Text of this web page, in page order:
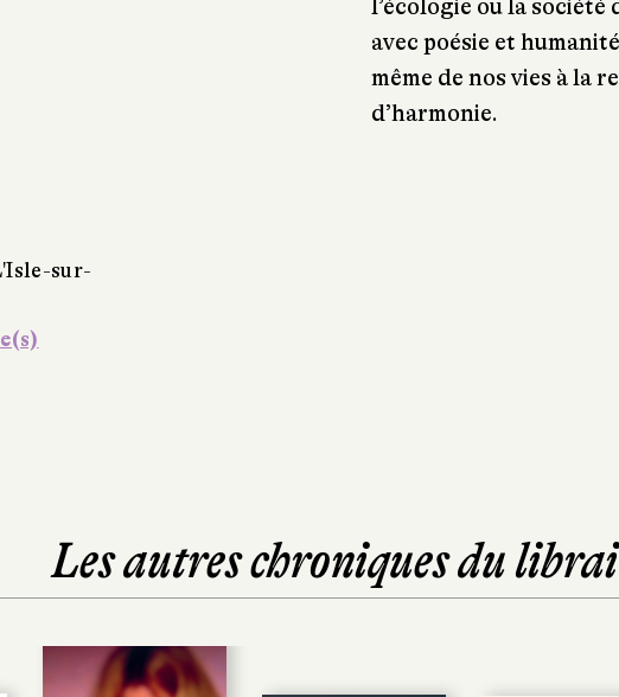
sur-
l’écologie ou la
avec poésie et
même de nos vies à la
d’harmonie.
Les autres chroniques du